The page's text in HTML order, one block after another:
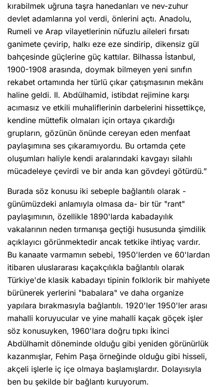
kırabilmek uğruna taşra hanedanları ve nev-zuhur
devlet adamlarına yol verdi, önlerini açtı. Anadolu,
Rumeli ve Arap vilayetlerinin nüfuzlu aileleri fırsatı
ganimete çevirip, halkı eze eze sindirip, dikensiz gül
bahçesinde güçlerine güç kattılar. Bilhassa İstanbul,
1900-1908 arasında, doymak bilmeyen yeni sınıfın
rekabet ortamında her türlü çıkar çatışmasının mekânı
haline geldi. II. Abdülhamid, istibdat rejimine karşı
acımasız ve etkili muhaliflerinin darbelerini hissettikçe,
kendine müttefik olmaları için ortaya çıkardığı
grupların, gözünün önünde cereyan eden menfaat
paylaşımına ses çıkaramıyordu. Bu ortamda çete
oluşumları haliyle kendi aralarındaki kavgayı silahlı
mücadeleye çevirdi ve bir anda kan gövdeyi götürdü.”
Burada söz konusu iki sebeple bağlantılı olarak -
günümüzdeki anlamıyla olmasa da- bir tür "rant"
paylaşımının, özellikle 1890'larda kabadayılık
vakalarının neden tırmanışa geçtiği hususunda şimdilik
açıklayıcı görünmektedir ancak tetkike ihtiyaç vardır.
Bu kanaate varmamın sebebi, 1950'lerden ve 60'lardan
itibaren uluslararası kaçakçılıkla bağlantılı olarak
Türkiye'de klasik kabadayı tipinin folklorik bir mahiyete
bürünerek yerlerini "babalara" ve daha organize
yapılara bırakmasıyla bağlantılı. 1920'ler 1950'ler arası
mahalli koruyucular ve yine mahalli kaçak göçek işler
söz konusuyken, 1960'lara doğru tıpkı İkinci
Abdülhamit döneminde olduğu gibi yeniden görünürlük
kazanmışlar, Fehim Paşa örneğinde olduğu gibi hisseli,
akçeli işlerle iç içe olmaya başlamışlardır. Dolayısıyla
ben bu şekilde bir bağlantı kuruyorum.